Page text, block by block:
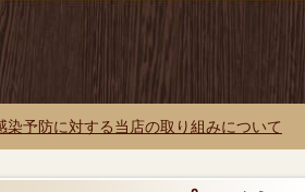
染予防に対する当店の取り組みについて